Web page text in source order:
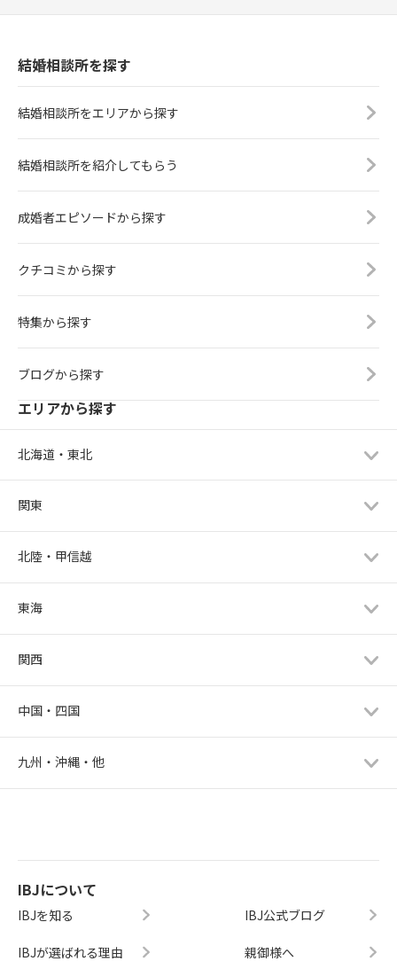
結婚相談所を探す
結婚相談所をエリアから探す
結婚相談所を紹介してもらう
成婚者エピソードから探す
クチコミから探す
特集から探す
ブログから探す
エリアから探す
北海道・東北
関東
北陸・甲信越
東海
関西
中国・四国
九州・沖縄・他
IBJについて
IBJを知る
IBJが選ばれる理由
IBJ公式ブログ
親御様へ